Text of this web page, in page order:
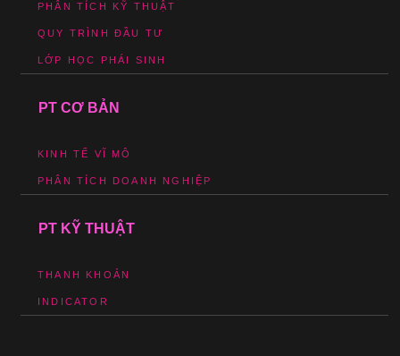
PHÂN TÍCH KỸ THUẬT
QUY TRÌNH ĐẦU TƯ
LỚP HỌC PHÁI SINH
PT CƠ BẢN
KINH TẾ VĨ MÔ
PHÂN TÍCH DOANH NGHIỆP
PT KỸ THUẬT
THANH KHOẢN
INDICATOR